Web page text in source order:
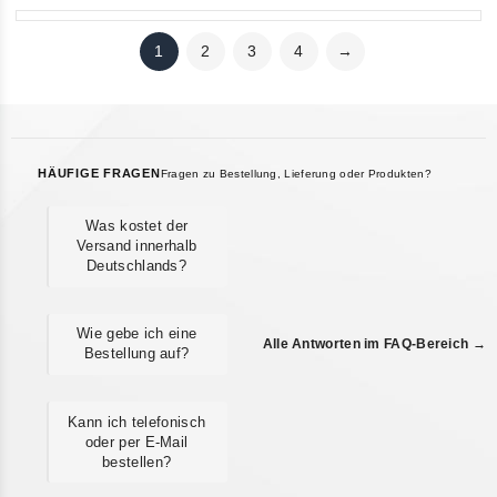
1 2 3 4 →
HÄUFIGE FRAGENFragen zu Bestellung, Lieferung oder Produkten?
Was kostet der
Versand innerhalb
Deutschlands?
Wie gebe ich eine
Bestellung auf?
Kann ich telefonisch
oder per E-Mail
bestellen?
Alle Antworten im FAQ-Bereich →